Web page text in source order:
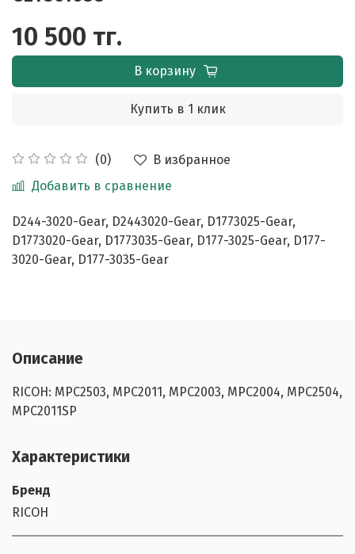
(0)
В избранное
Добавить в сравнение
10 500 тг.
В корзину
Купить в 1 клик
D244-3020-Gear, D2443020-Gear, D1773025-Gear,
D1773020-Gear, D1773035-Gear, D177-3025-Gear, D177-
3020-Gear, D177-3035-Gear
Описание
RICOH: MPC2503, MPC2011, MPC2003, MPC2004, MPC2504,
MPC2011SP
Характеристики
Бренд
RICOH